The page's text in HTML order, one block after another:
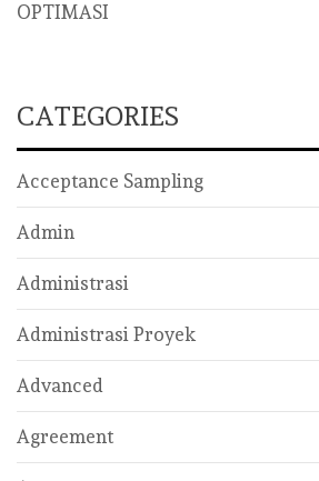
OPTIMASI
CATEGORIES
Acceptance Sampling
Admin
Administrasi
Administrasi Proyek
Advanced
Agreement